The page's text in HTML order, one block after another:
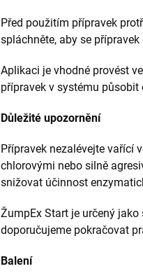
Před použitím přípravek
spláchněte, aby se
Aplikaci je vhodné provést
přípravek v systému
Důležité upozornění
Přípravek nezalévejte vařící
chlorovými nebo silně
snižovat účinnost
ŽumpEx Start je určený
doporučujeme pokračovat
Balení